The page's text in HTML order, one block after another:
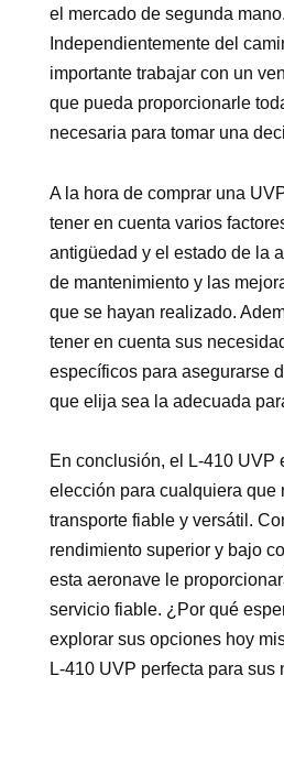
el mercado de segunda mano.
Independientemente del
importante trabajar con un
que pueda proporcionarle
necesaria para tomar una
A la hora de comprar una
tener en cuenta varios
antigüedad y el estado de la
de mantenimiento y las
que se hayan realizado.
tener en cuenta sus
específicos para asegurarse
que elija sea la adecuada
En conclusión, el L-410 UVP
elección para cualquiera que
transporte fiable y versátil.
rendimiento superior y bajo
esta aeronave le
servicio fiable. ¿Por qué
explorar sus opciones hoy
L-410 UVP perfecta para sus